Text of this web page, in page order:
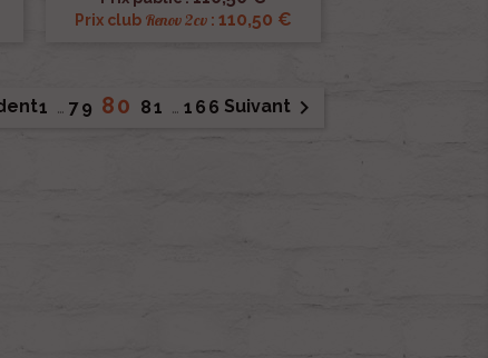
Prix club Renov 2cv: 110,50 €
1 … 79 80 81 … 166 Suivant